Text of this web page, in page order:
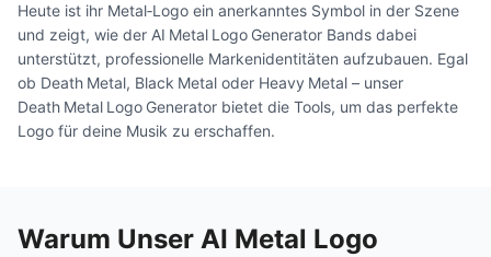
Heute ist ihr Metal‑Logo ein anerkanntes Symbol in der Szene
und zeigt, wie der AI Metal Logo Generator Bands dabei
unterstützt, professionelle Markenidentitäten aufzubauen. Egal
ob Death Metal, Black Metal oder Heavy Metal – unser
Death Metal Logo Generator bietet die Tools, um das perfekte
Logo für deine Musik zu erschaffen.
Warum Unser AI Metal Logo